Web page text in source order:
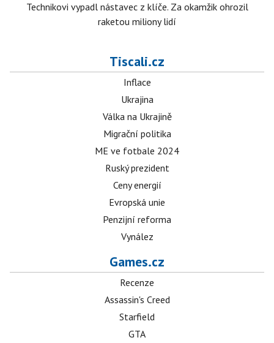
Technikovi vypadl nástavec z klíče. Za okamžik ohrozil
raketou miliony lidí
Tiscali.cz
Inflace
Ukrajina
Válka na Ukrajině
Migrační politika
ME ve fotbale 2024
Ruský prezident
Ceny energií
Evropská unie
Penzijní reforma
Vynález
Games.cz
Recenze
Assassin's Creed
Starfield
GTA